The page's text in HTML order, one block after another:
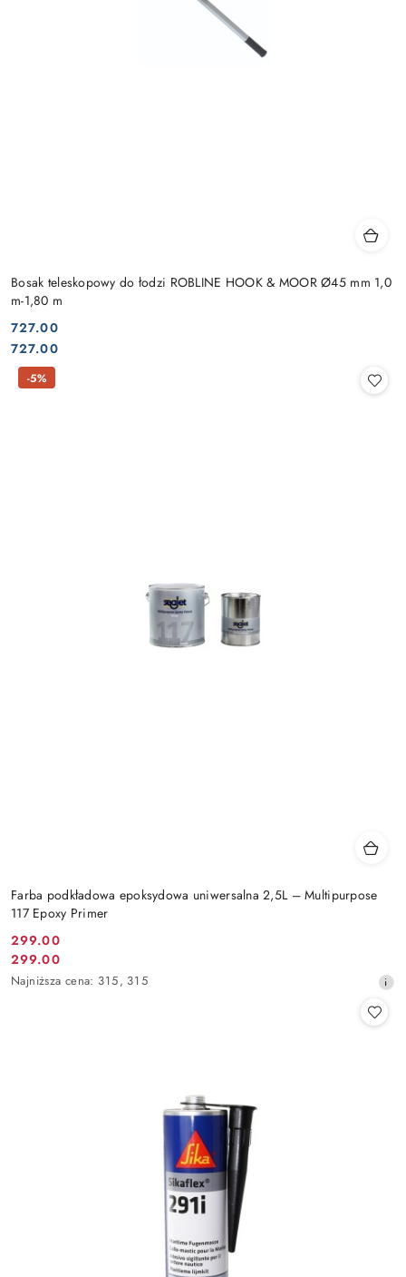
Bosak teleskopowy do łodzi ROBLINE HOOK & MOOR Ø45 mm 1,0
m-1,80 m
Cena:
727.00
Cena:
727.00
Farba podkładowa epoksydowa uniwersalna 2,5L – Multipurpose
117 Epoxy Primer
Cena
promocyjna:
299.00
Cena
promocyjna:
299.00
Najniższa
Najniższa cena: 315, 315
-5%